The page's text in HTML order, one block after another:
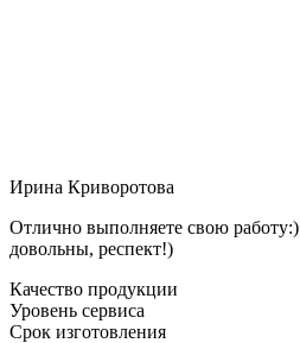
Ирина Криворотова
Отлично выполняете свою работу:)
довольны, респект!)
Качество продукции
Уровень сервиса
Срок изготовления